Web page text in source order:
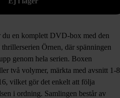
du en komplett DVD-box med den
thrillerserien Örnen, där spänningen
genom hela serien. Boxen
två volymer, märkta med avsnitt 1-8
vilket gör det enkelt att följa
i ordning. Samlingen består av